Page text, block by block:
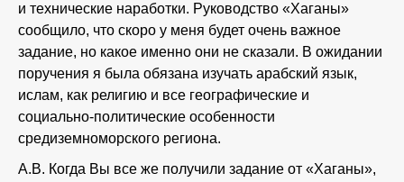
и технические наработки. Руководство «Хаганы»
сообщило, что скоро у меня будет очень важное
задание, но какое именно они не сказали. В ожидании
поручения я была обязана изучать арабский язык,
ислам, как религию и все географические и
социально-политические особенности
средиземноморского региона.
А.В. Когда Вы все же получили задание от «Хаганы»,